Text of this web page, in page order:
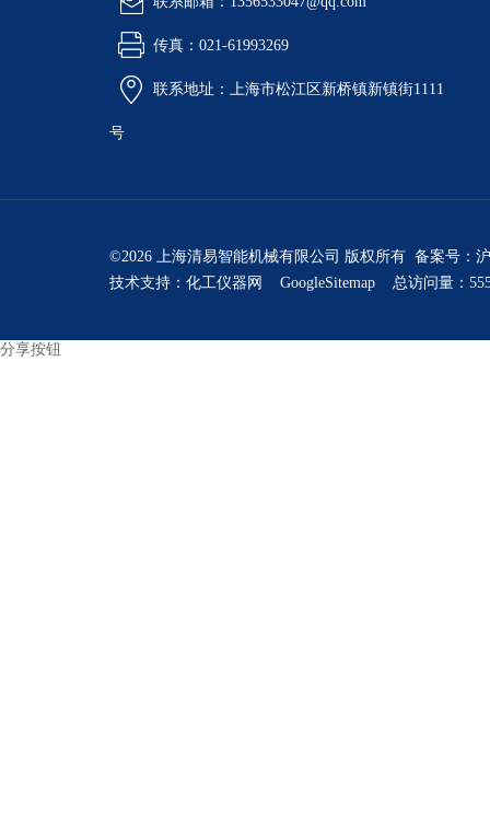
传真：021-61993269
联系地址：上海市松江区新桥镇新镇街1111
号
©2026 上海清易智能机械有限公司 版权所有 备案号：
技术支持： 化工仪器网 GoogleSitemap 总访问量：
分享按钮